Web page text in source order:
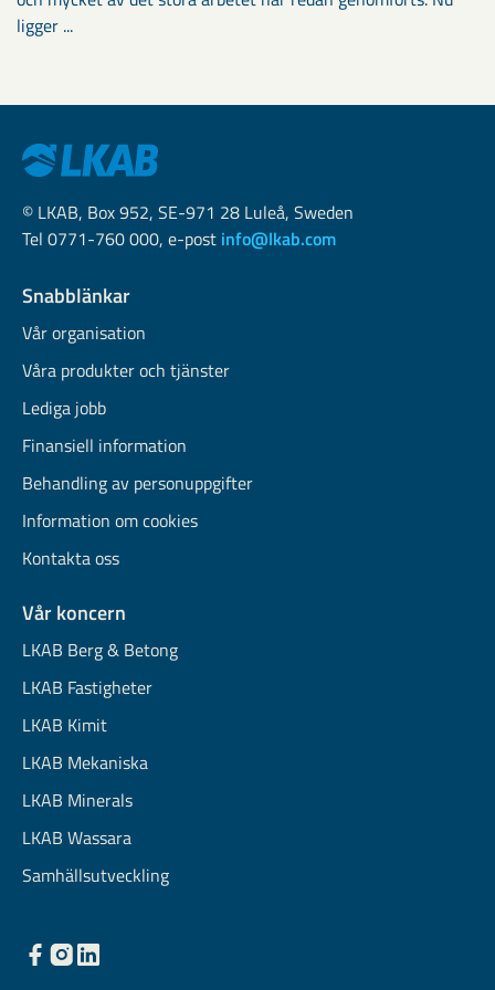
ligger ...
© LKAB, Box 952, SE-971 28 Luleå, Sweden
Tel 0771-760 000, e-post info@lkab.com
Snabblänkar
Vår organisation
Våra produkter och tjänster
Lediga jobb
Finansiell information
Behandling av personuppgifter
Information om cookies
Kontakta oss
Vår koncern
LKAB Berg & Betong
LKAB Fastigheter
LKAB Kimit
LKAB Mekaniska
LKAB Minerals
LKAB Wassara
Samhällsutveckling